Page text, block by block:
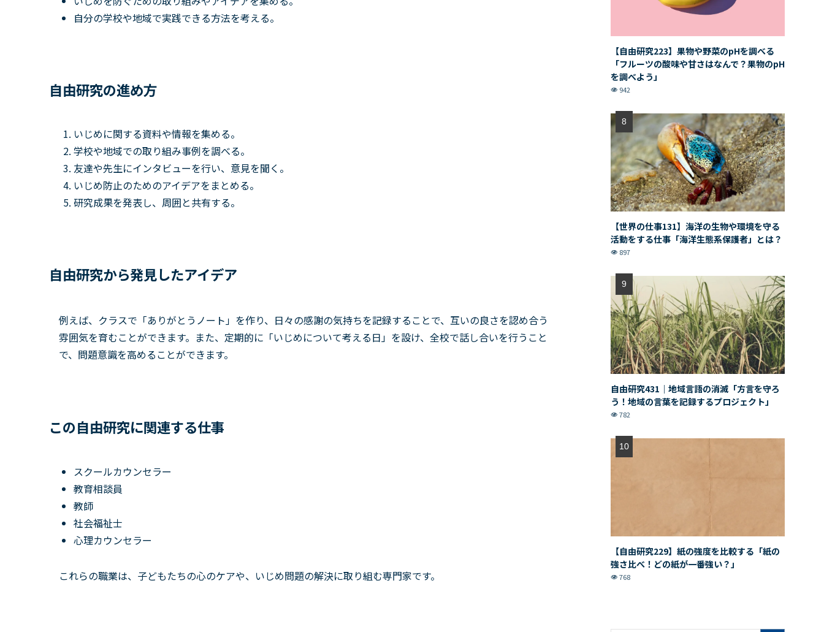
自分の学校や地域で実践できる方法を考える。
自由研究の進め方
いじめに関する資料や情報を集める。
学校や地域での取り組み事例を調べる。
友達や先生にインタビューを行い、意見を聞く。
いじめ防止のためのアイデアをまとめる。
研究成果を発表し、周囲と共有する。
自由研究から発見したアイデア
例えば、クラスで「ありがとうノート」を作り、日々の感謝の気持ちを記録することで、互いの良さを認め合う
雰囲気を育むことができます。また、定期的に「いじめについて考える日」を設け、全校で話し合いを行うこと
で、問題意識を高めることができます。
この自由研究に関連する仕事
スクールカウンセラー
教育相談員
教師
社会福祉士
心理カウンセラー
これらの職業は、子どもたちの心のケアや、いじめ問題の解決に取り組む専門家です。
【自由研究223】果物や野菜のpHを調べる
「フルーツの酸味や甘さはなんで？果物のpH
を調べよう」
942
【世界の仕事131】海洋の生物や環境を守る
活動をする仕事「海洋生態系保護者」とは？
897
自由研究431｜地域言語の消滅「方言を守ろ
う！地域の言葉を記録するプロジェクト」
782
【自由研究229】紙の強度を比較する「紙の
強さ比べ！どの紙が一番強い？」
768